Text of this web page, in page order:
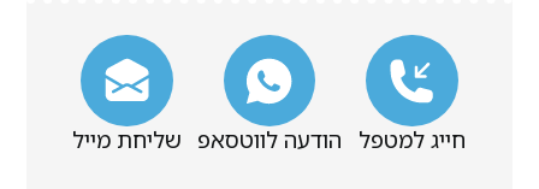
חייג למטפל הודעה לווטסאפ שליחת מייל